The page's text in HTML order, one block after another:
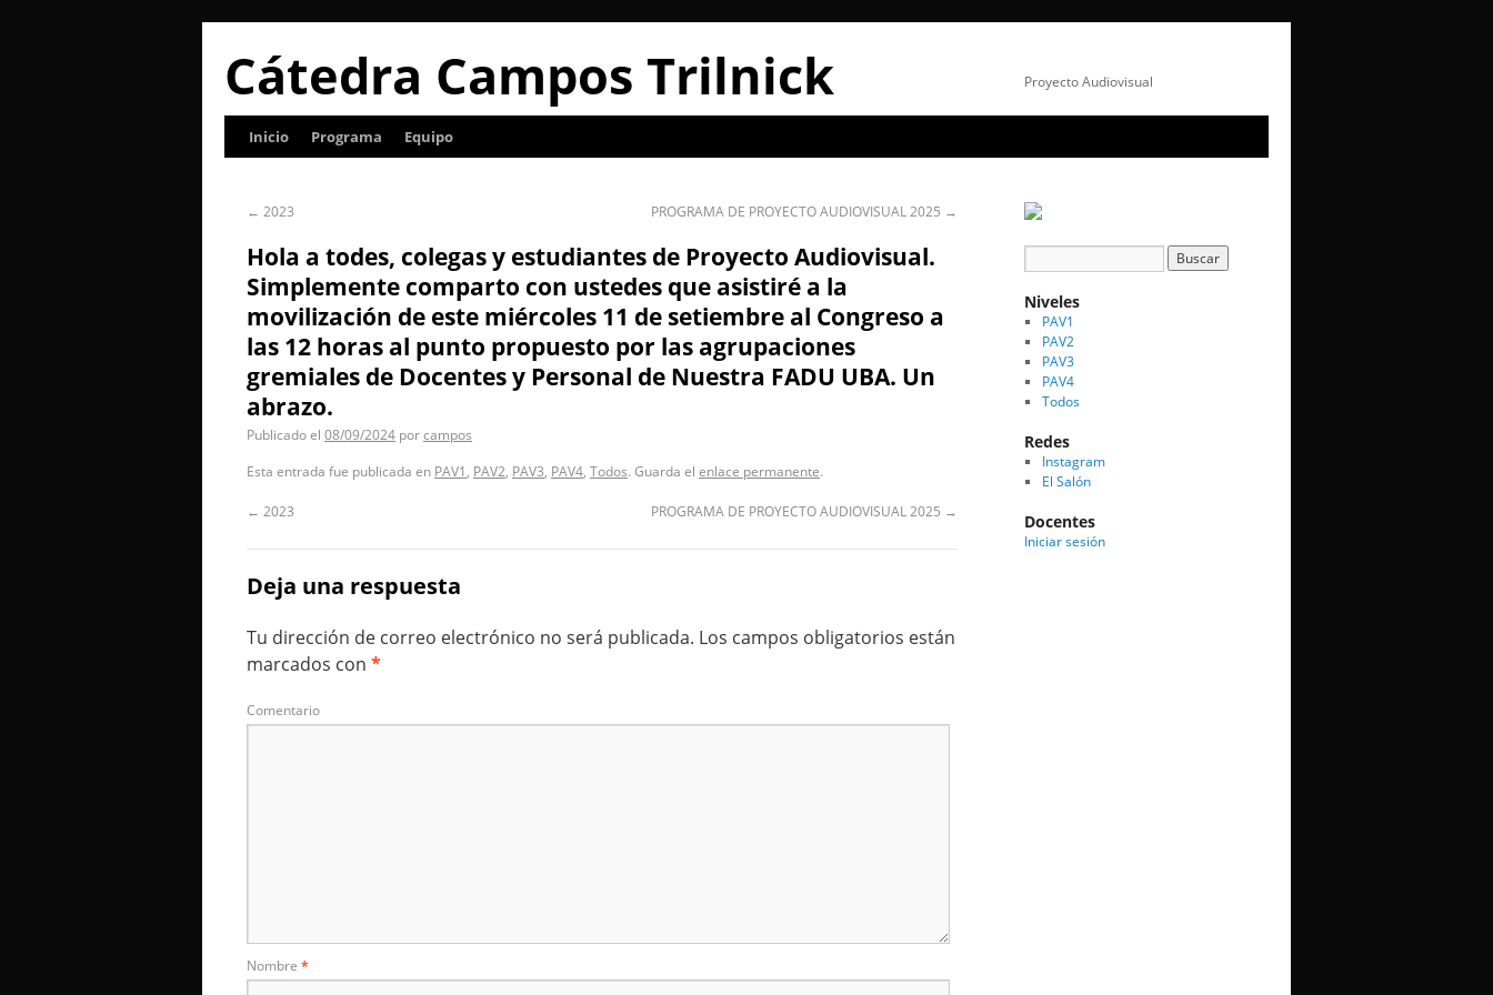
Cátedra Campos Trilnick Proyecto Audiovisual
Inicio Programa Equipo
← 2023 PROGRAMA DE PROYECTO AUDIOVISUAL 2025 →
Hola a todes, colegas y estudiantes de Proyecto Audiovisual.
Simplemente comparto con ustedes que asistiré a la
movilización de este miércoles 11 de setiembre al Congreso a
las 12 horas al punto propuesto por las agrupaciones
gremiales de Docentes y Personal de Nuestra FADU UBA. Un
abrazo.
Publicado el 08/09/2024 porcampos
Esta entrada fue publicada en PAV1 , PAV2, PAV3, PAV4, Todos. Guarda el enlace permanente.
← 2023 PROGRAMA DE PROYECTO AUDIOVISUAL 2025 →
Deja una respuesta
Tu dirección de correo electrónico no será publicada. Los campos obligatorios están
marcados con *
Comentario
Nombre *
Niveles
PAV1
PAV2
PAV3
PAV4
Todos
Redes
Instagram
El Salón
Docentes
Iniciar sesión